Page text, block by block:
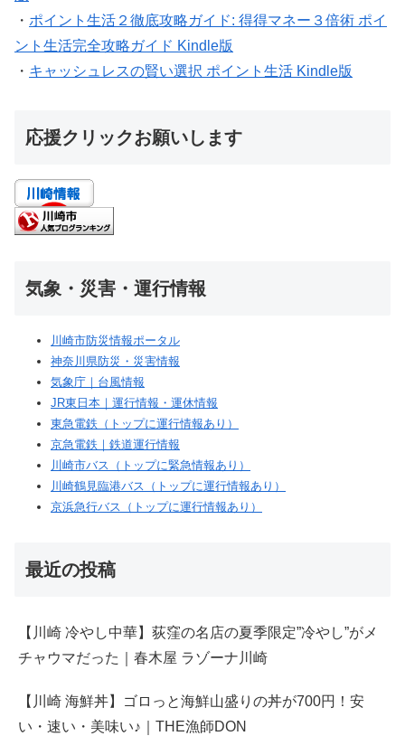
・ ポイント生活２徹底攻略ガイド: 得得マネー３倍術 ポイ
ント生活完全攻略ガイド Kindle版
・ キャッシュレスの賢い選択 ポイント生活 Kindle版
応援クリックお願いします
気象・災害・運行情報
川崎市防災情報ポータル
神奈川県防災・災害情報
気象庁｜台風情報
JR東日本｜運行情報・運休情報
東急電鉄（トップに運行情報あり）
京急電鉄｜鉄道運行情報
川崎市バス（トップに緊急情報あり）
川崎鶴見臨港バス（トップに運行情報あり）
京浜急行バス（トップに運行情報あり）
最近の投稿
【川崎 冷やし中華】荻窪の名店の夏季限定”冷やし”がメ
チャウマだった｜春木屋 ラゾーナ川崎
【川崎 海鮮丼】ゴロっと海鮮山盛りの丼が700円！安
い・速い・美味い♪｜THE漁師DON